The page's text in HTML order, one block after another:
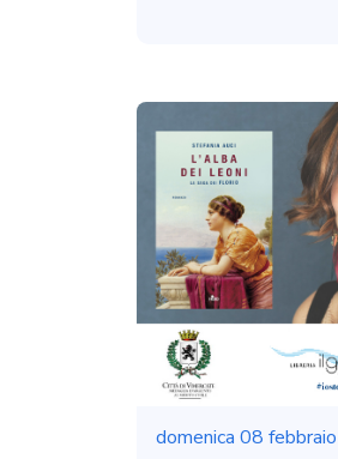
domenica 08